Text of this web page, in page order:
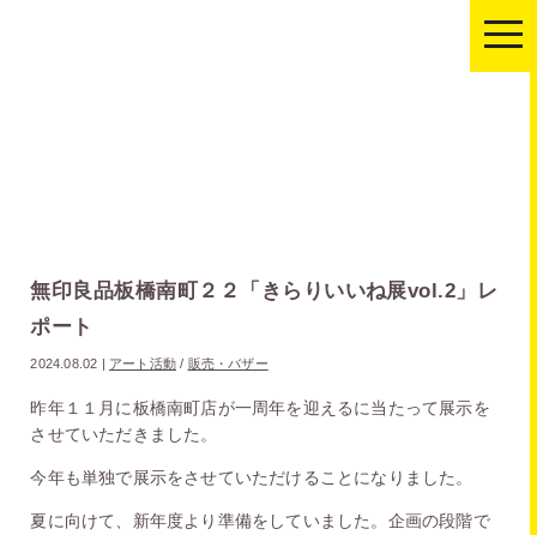
無印良品板橋南町２２「きらりいいね展vol.2」レ
ポート
2024.08.02 | アート活動/ 販売・バザー
昨年１１月に板橋南町店が一周年を迎えるに当たって展示を
させていただきました。
今年も単独で展示をさせていただけることになりました。
夏に向けて、新年度より準備をしていました。企画の段階で